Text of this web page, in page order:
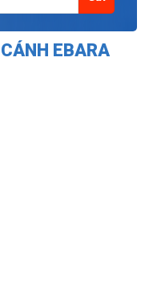
EBARA